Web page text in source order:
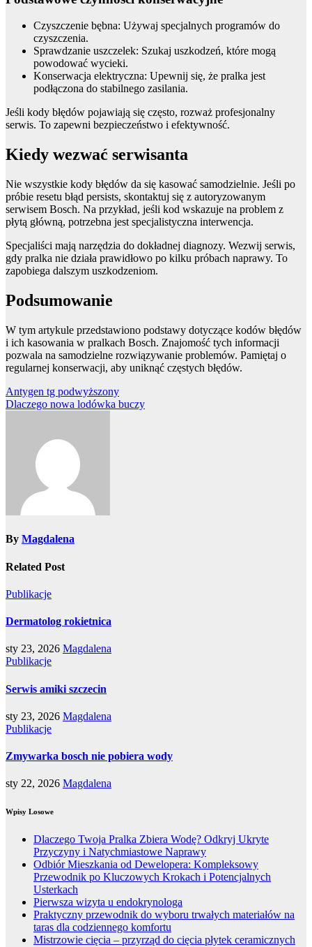
Czyszczenie bębna: Używaj specjalnych programów do
czyszczenia.
Sprawdzanie uszczelek: Szukaj uszkodzeń, które mogą
powodować wycieki.
Konserwacja elektryczna: Upewnij się, że pralka jest
podłączona do stabilnego zasilania.
Jeśli kody błędów pojawiają się często, rozważ profesjonalny
serwis. To zapewni bezpieczeństwo i efektywność.
Kiedy wezwać serwisanta
Nie wszystkie kody błędów da się kasować samodzielnie. Jeśli po
próbie resetu błąd persists, skontaktuj się z autoryzowanym
serwisem Bosch. Na przykład, jeśli kod wskazuje na problem z
płytą główną, potrzebna jest specjalistyczna interwencja.
Specjaliści mają narzędzia do dokładnej diagnozy. Wezwij serwis,
gdy pralka nie działa prawidłowo po kilku próbach naprawy. To
zapobiega dalszym uszkodzeniom.
Podsumowanie
W tym artykule przedstawiono podstawy dotyczące kodów błędów
i ich kasowania w pralkach Bosch. Znajomość tych informacji
pozwala na samodzielne rozwiązywanie problemów. Pamiętaj o
regularnej konserwacji, aby uniknąć częstych błędów.
Nawigacja
wpisu
Antygen tg podwyższony
Dlaczego nowa lodówka buczy
By Magdalena
Related Post
Publikacje
Dermatolog rokietnica
sty 23, 2026 Magdalena
Publikacje
Serwis amiki szczecin
sty 23, 2026 Magdalena
Publikacje
Zmywarka bosch nie pobiera wody
sty 22, 2026 Magdalena
Wpisy Losowe
Dlaczego Twoja Pralka Zbiera Wodę? Odkryj Ukryte
Przyczyny i Natychmiastowe Naprawy
Odbiór Mieszkania od Dewelopera: Kompleksowy
Przewodnik po Kluczowych Krokach i Potencjalnych
Usterkach
Pierwsza wizyta u endokrynologa
Praktyczny przewodnik do wyboru trwałych materiałów na
taras dla codziennego komfortu
Mistrzowie cięcia – przyrząd do cięcia płytek ceramicznych